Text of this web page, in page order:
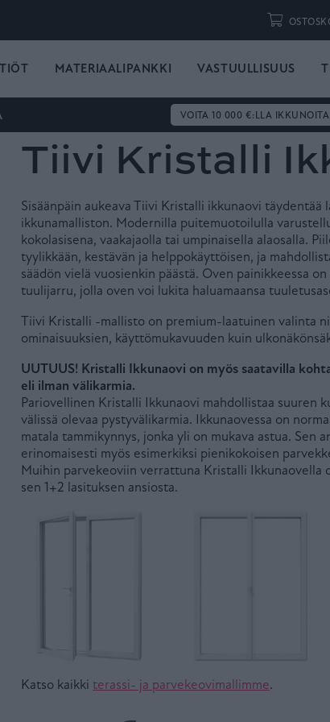
MATERIAALIPANKKI VASTUULLISUUS
VOITA 10 000 €:LLA IKKUNOITA
Tiivi Kristalli
Sisäänpäin aukeava Tiivi Kristalli ikkunaovi täydentää
ikkunamalliston. Modernilla puitemuotoilulla
kokolasisena, vaakajaolla tai umpinaisella alaosalla.
tyylikkään, kestävän ja helppokäyttöisen, ja
säädön vielä vuosienkin päästä. Oven painikkeessa
tuulijarru, jolla oven voi lukita haluamaansa
Tiivi Kristalli -mallisto on premium-laatuinen valinta
ominaisuuksien, käyttömukavuuden kuin
UUTUUS! Kristalli Ikkunaovi on myös saatavilla
eli ilman välikarmia.
Pariovellinen Kristalli Ikkunaovi mahdollistaa suuren
välissä olevaa pystyvälikarmia. Ikkunaovessa on
matala tammikynnys, jonka yli on mukava astua. Sen
erinomaisesti myös esimerkiksi pienikokoisen
Muihin parvekeoviin verrattuna Kristalli Ikkunaovella
sen 1+2 lasituksen ansiosta.
Katso kaikki terassi- ja parvekeovimallimme.